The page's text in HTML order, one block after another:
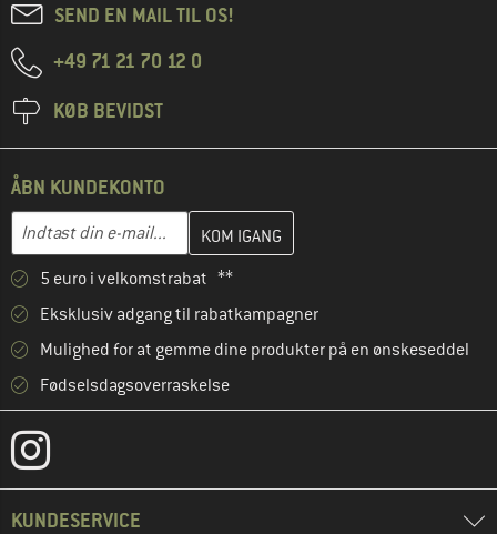
SEND EN MAIL TIL OS!
+49 71 21 70 12 0
KØB BEVIDST
ÅBN KUNDEKONTO
E-mail-adresse
Indtast din e-mailadresse her, og opret i næste trin din
5 euro i velkomstrabat **
Eksklusiv adgang til rabatkampagner
Mulighed for at gemme dine produkter på en ønskeseddel
Fødselsdagsoverraskelse
KUNDESERVICE